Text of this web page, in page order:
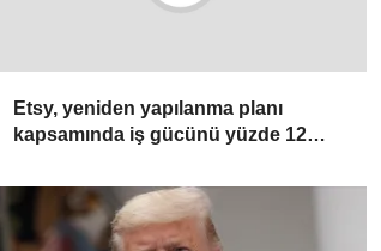
Etsy, yeniden yapılanma planı
kapsamında iş gücünü yüzde 12